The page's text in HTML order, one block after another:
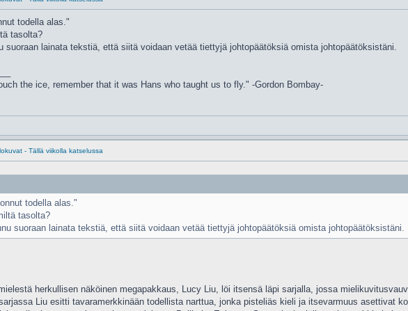
todella alas."
tasolta?
suoraan lainata tekstiä, että siitä voidaan vetää tiettyjä johtopäätöksiä omista johtopäätöksistäni.
the ice, remember that it was Hans who taught us to fly." -Gordon Bombay-
- Tällä viikolla katselussa
todella alas."
tasolta?
suoraan lainata tekstiä, että siitä voidaan vetää tiettyjä johtopäätöksiä omista johtopäätöksistäni.
herkullisen näköinen megapakkaus, Lucy Liu, löi itsensä läpi sarjalla, jossa
Liu esitti tavaramerkkinään todellista narttua, jonka pisteliäs kieli ja itsevarmuus asettivat